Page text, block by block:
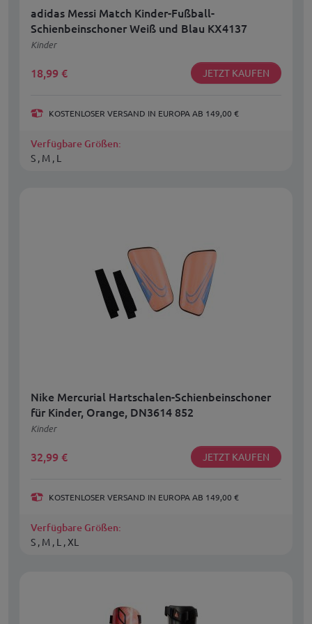
adidas Messi Match Kinder-Fußball-
Schienbeinschoner Weiß und Blau KX4137
Kinder
18,99 € JETZT KAUFEN
KOSTENLOSER VERSAND IN EUROPA AB 149,00 €
Verfügbare Größen:
S , M , L
Nike Mercurial Hartschalen-Schienbeinschoner
für Kinder, Orange, DN3614 852
Kinder
32,99 € JETZT KAUFEN
KOSTENLOSER VERSAND IN EUROPA AB 149,00 €
Verfügbare Größen:
S , M , L , XL